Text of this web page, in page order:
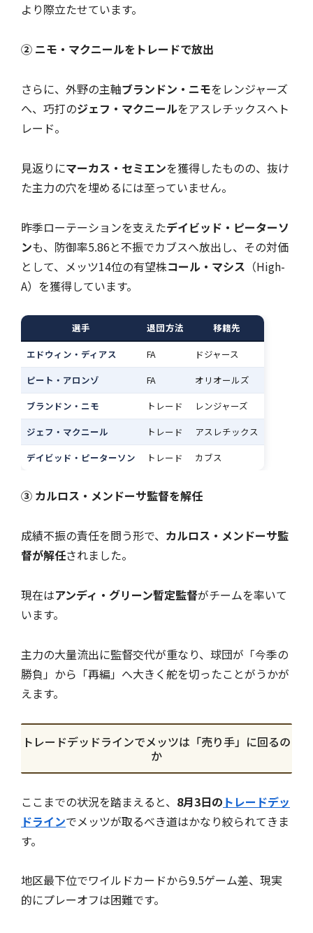
より際立たせています。
② ニモ・マクニールをトレードで放出
さらに、外野の主軸ブランドン・ニモをレンジャーズ
へ、巧打のジェフ・マクニールをアスレチックスへト
レード。
見返りにマーカス・セミエンを獲得したものの、抜け
た主力の穴を埋めるには至っていません。
昨季ローテーションを支えたデイビッド・ピーターソ
ンも、防御率5.86と不振でカブスへ放出し、その対価
として、メッツ14位の有望株コール・マシス （High-
A）を獲得しています。
選手 退団方法
移籍先
エドウィン・ディアス
FA
ドジャース
ピート・アロンゾ
FA
オリオールズ
ブランドン・ニモ
トレード
レンジャーズ
ジェフ・マクニール
トレード
アスレチックス
デイビッド・ピーターソン
トレード カブス
③ カルロス・メンドーサ監督を解任
成績不振の責任を問う形で、 カルロス・メンドーサ監
督が解任されました。
現在はアンディ・グリーン暫定監督がチームを率いて
います。
主力の大量流出に監督交代が重なり、球団が「今季の
勝負」から「再編」へ大きく舵を切ったことがうかが
えます。
トレードデッドラインでメッツは「売り手」に回るの
か
ここまでの状況を踏まえると、 8月3日の トレードデッ
ドラインでメッツが取るべき道はかなり絞られてきま
す。
地区最下位でワイルドカードから9.5ゲーム差、現実
的にプレーオフは困難です。